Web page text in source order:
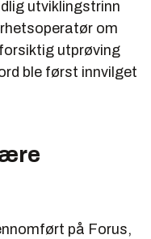
utviklingstrinn
om
utprøving
ble først innvilget
på Forus,